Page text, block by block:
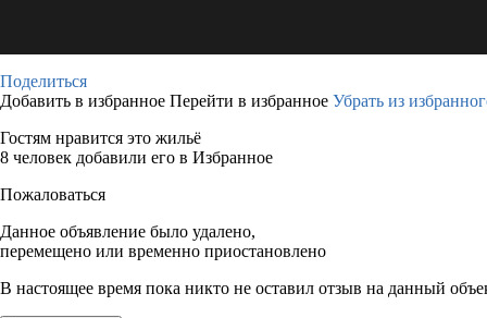
Поделиться
Добавить в избранное Перейти в избранное Убрать из
Гостям нравится это жильё
8 человек добавили его в Избранное
Пожаловаться
Данное объявление было удалено,
перемещено или временно приостановлено
В настоящее время пока никто не оставил отзыв на данный